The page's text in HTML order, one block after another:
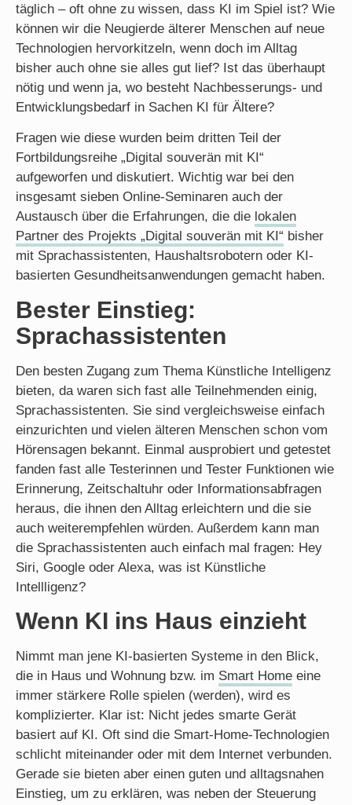
täglich – oft ohne zu wissen, dass KI im Spiel ist? Wie
können wir die Neugierde älterer Menschen auf neue
Technologien hervorkitzeln, wenn doch im Alltag
bisher auch ohne sie alles gut lief? Ist das überhaupt
nötig und wenn ja, wo besteht Nachbesserungs- und
Entwicklungsbedarf in Sachen KI für Ältere?
Fragen wie diese wurden beim dritten Teil der
Fortbildungsreihe „Digital souverän mit KI“
aufgeworfen und diskutiert. Wichtig war bei den
insgesamt sieben Online-Seminaren auch der
Austausch über die Erfahrungen, die die lokalen
Partner des Projekts „Digital souverän mit KI“ bisher
mit Sprachassistenten, Haushaltsrobotern oder KI-
basierten Gesundheitsanwendungen gemacht haben.
Bester Einstieg:
Sprachassistenten
Den besten Zugang zum Thema Künstliche Intelligenz
bieten, da waren sich fast alle Teilnehmenden einig,
Sprachassistenten. Sie sind vergleichsweise einfach
einzurichten und vielen älteren Menschen schon vom
Hörensagen bekannt. Einmal ausprobiert und getestet
fanden fast alle Testerinnen und Tester Funktionen wie
Erinnerung, Zeitschaltuhr oder Informationsabfragen
heraus, die ihnen den Alltag erleichtern und die sie
auch weiterempfehlen würden. Außerdem kann man
die Sprachassistenten auch einfach mal fragen: Hey
Siri, Google oder Alexa, was ist Künstliche
Intellligenz?
Wenn KI ins Haus einzieht
Nimmt man jene KI-basierten Systeme in den Blick,
die in Haus und Wohnung bzw. im Smart Home eine
immer stärkere Rolle spielen (werden), wird es
komplizierter. Klar ist: Nicht jedes smarte Gerät
basiert auf KI. Oft sind die Smart-Home-Technologien
schlicht miteinander oder mit dem Internet verbunden.
Gerade sie bieten aber einen guten und alltagsnahen
Einstieg, um zu erklären, was neben der Steuerung